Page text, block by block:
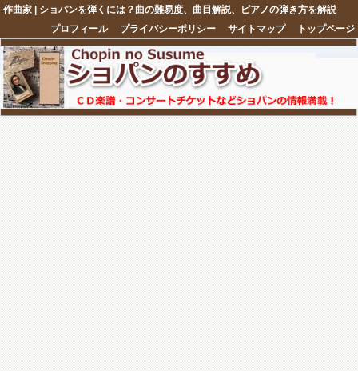
作曲家 | ショパンを弾くには？曲の難易度、曲目解説、ピアノの弾き方を解説
トップページ
サイトマップ
プライバシーポリシー
プロフィール
注目ネタ5選